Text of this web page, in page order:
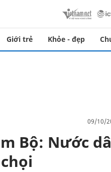
Giới trẻ Khỏe - đẹp
09/10/
Bộ: Nước